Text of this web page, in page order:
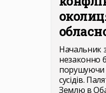
Начальник
незаконно
порушуючи
сусідів.
Землю в